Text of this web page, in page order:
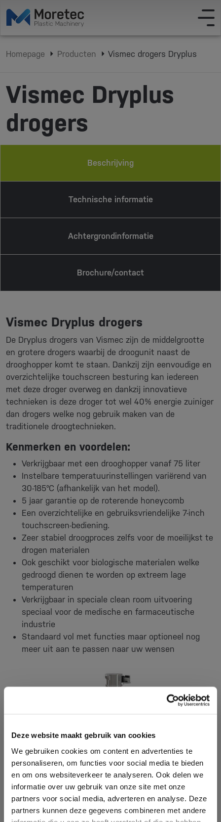
Deze website maakt gebruik van cookies
We gebruiken cookies om content en advertenties te
personaliseren, om functies voor social media te bieden
en om ons websiteverkeer te analyseren. Ook delen we
informatie over uw gebruik van onze site met onze
partners voor social media, adverteren en analyse. Deze
partners kunnen deze gegevens combineren met andere
Homepage Producten Vismec drogers Dryplus
Vismec Dryplus
drogers
Beschrijving
Technische informatie
Achtergrondinformatie
Brochure/contact
Vismec Dryplus drogers
De Dryplus drogers van Vismec zijn de middelgrootte
en grotere drogers waarbij de droogunit naast de
drooghopper komt te staan. Dankzij zijn eenvoudige en
overzichtelijke touchscreen besturing kan iedereen
met deze droger overweg en dankzij innovatieve
technieken is deze droger tot wel 40% energie zuiniger
dan drogers welke nog gebruik maken van de
traditionele droogtechnieken.
Kenmerken en voordelen:
Verkrijgbaar met een drooghopper vanaf 75 liter
Instelbare temperatuurinstellingen variërend van
30-185°C (afhankelijk van het model).
5 jaar garantie op de roterende honeycomb
Een overzichtelijke en gebruiksvriendelijke 7-inch
touchscreen-bediening.
Zeer stabiel droogproces zelfs voor de moeilijkst te
drogen materialen
Ook geschikt voor biologische materialen welke
gedroogd dienen te worden op extreem lage
temperaturen
Verkrijgbaar in speciale clean room uitvoering
speciaal voor de medische en farmaceutische
industrie
Standaard vol met functies maar optioneel nog
meer uit aan te passen naar uw wensen